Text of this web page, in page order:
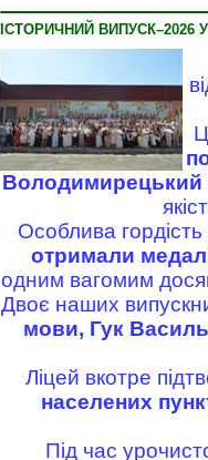
ІСТОРИЧНИЙ
Володимирецький
Особлива
отримали
одним вагомим
Двоє наших
мови, Гук
Ліцей вкотре
населених
Під час